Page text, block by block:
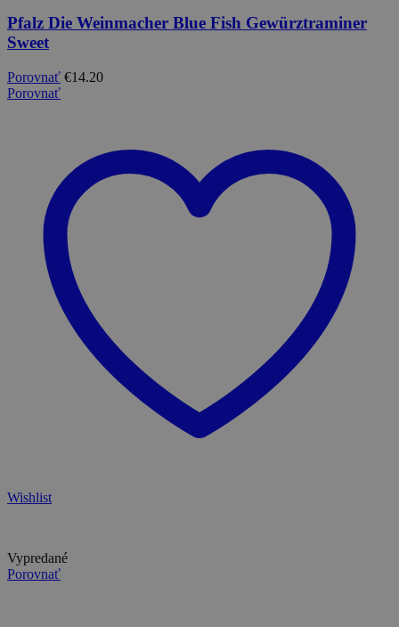
Pfalz Die Weinmacher Blue Fish Gewürztraminer
Sweet
Porovnať €14.20
Porovnať
Wishlist
Vypredané
Porovnať